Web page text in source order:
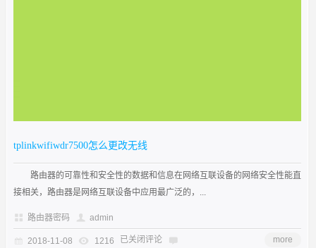
tplinkwifiwdr7500怎么更改无线
路由器的可靠性和安全性的数据和信息在网络互联设备的网络安全性能直
接相关，路由器是网络互联设备中应用最广泛的，...
路由器密码 admin
2018-11-08 1216 已关闭评论 more